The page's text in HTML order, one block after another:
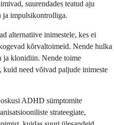
suurendades teatud aju
ja impulsikontrolliga.
alternatiive inimestele, kes ei
kõrvaltoimeid. Nende hulka
ja klonidiin. Nende toime
need võivad paljude inimeste
ADHD sümptomite
strateegiate,